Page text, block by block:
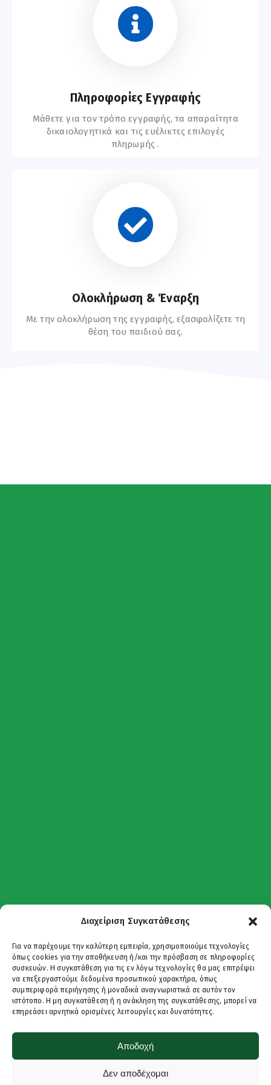
Διαχείριση Συγκατάθεσης
Για να παρέχουμε την καλύτερη εμπειρία, χρησιμοποιούμε τεχνολογίες
όπως cookies για την αποθήκευση ή/και την πρόσβαση σε πληροφορίες
συσκευών. Η συγκατάθεση για τις εν λόγω τεχνολογίες θα μας επιτρέψει
να επεξεργαστούμε δεδομένα προσωπικού χαρακτήρα, όπως
συμπεριφορά περιήγησης ή μοναδικά αναγνωριστικά σε αυτόν τον
ιστότοπο. Η μη συγκατάθεση ή η ανάκληση της συγκατάθεσης, μπορεί να
επηρεάσει αρνητικά ορισμένες λειτουργίες και δυνατότητες.
Αποδοχή
Δεν αποδέχομαι
Πληροφορίες Εγγραφής
Μάθετε για τον τρόπο εγγραφής, τα απαραίτητα
δικαιολογητικά και τις ευέλικτες επιλογές
πληρωμής .
Ολοκλήρωση & Έναρξη
Με την ολοκλήρωση της εγγραφής, εξασφαλίζετε τη
θέση του παιδιού σας.
Ανυπομονούμε να σε
γνωρίσουμε και να σε